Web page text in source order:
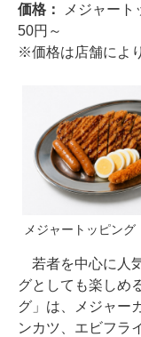
価格：
メジャー
50円～
※価格は店舗によ
メジャートッピング
若者を中心に人
グとしても楽しめ
グ」は、メジャー
ンカツ、エビフラ